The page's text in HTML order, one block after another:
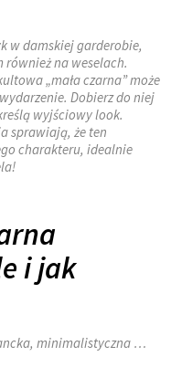
w damskiej garderobie,
na weselach.
„mała czarna” może
Dobierz do niej
wyjściowy look.
sprawiają, że ten
charakteru, idealnie
i jak
minimalistyczna …